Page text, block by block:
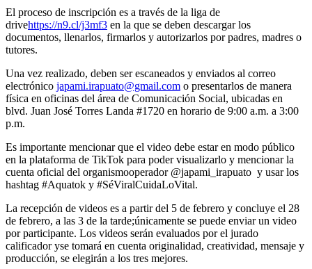
El proceso de inscripción es a través de la liga de
drivehttps://n9.cl/j3mf3 en la que se deben descargar los
documentos, llenarlos, firmarlos y autorizarlos por padres, madres o
tutores.
Una vez realizado, deben ser escaneados y enviados al correo
electrónico japami.irapuato@gmail.com o presentarlos de manera
física en oficinas del área de Comunicación Social, ubicadas en
blvd. Juan José Torres Landa #1720 en horario de 9:00 a.m. a 3:00
p.m.
Es importante mencionar que el video debe estar en modo público
en la plataforma de TikTok para poder visualizarlo y mencionar la
cuenta oficial del organismooperador@japami_ irapuato y usar los
hashtag #Aquatok y #SéViralCuidaLoVital.
La recepción de videos es a partir del 5 de febrero y concluye el 28
de febrero, a las 3 de la tarde;únicamente se puede enviar un video
por participante. Los videos serán evaluados por el jurado
calificadoryse tomará en cuenta originalidad, creatividad, mensaje y
producción, se elegirán a los tres mejores.